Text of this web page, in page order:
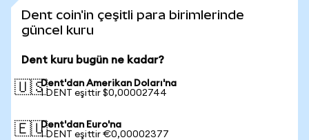
Dent coin'in çeşitli para birimlerinde
güncel kuru
Dent kuru bugün ne kadar?
🇺🇸Dent'dan Amerikan Doları'na
1 DENT eşittir $0,00002744
🇪🇺Dent'dan Euro'na
1 DENT eşittir €0,00002377